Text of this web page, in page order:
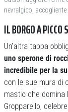
nevralgico, accogliente
IL BORGO A PICCO
Un’altra tappa
uno sperone di
incredibile per la
con le sue mura di
mastio che domina
Gropparello,